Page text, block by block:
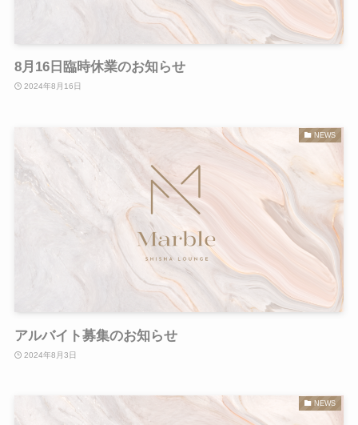
8月16日臨時休業のお知らせ
2024年8月16日
NEWS
アルバイト募集のお知らせ
2024年8月3日
NEWS